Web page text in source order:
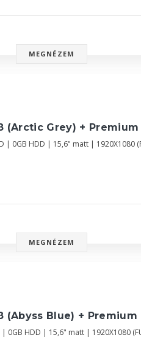
MEGNÉZEM
(Arctic Grey) + Premium
| 0GB HDD | 15,6" matt | 1920X1080
MEGNÉZEM
(Abyss Blue) + Premium
0GB HDD | 15,6" matt | 1920X1080